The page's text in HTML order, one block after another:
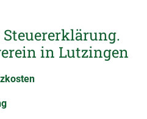
in Lutzingen